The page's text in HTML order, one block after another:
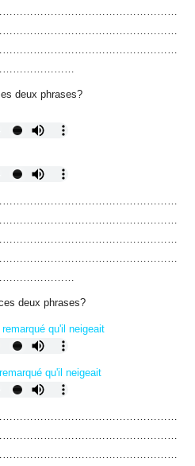
deux phrases?
deux phrases?
qu'il neigeait
qu'il neigeait